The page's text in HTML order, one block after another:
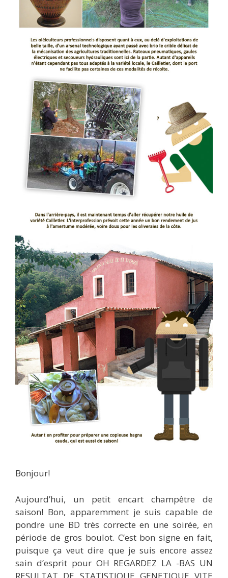
Bonjour!
Aujourd’hui, un petit encart champêtre de
saison! Bon, apparemment je suis capable de
pondre une BD très correcte en une soirée, en
période de gros boulot. C’est bon signe en fait,
puisque ça veut dire que je suis encore assez
sain d’esprit pour OH REGARDEZ LA -BAS UN
RESULTAT DE STATISTIQUE GENETIQUE VITE